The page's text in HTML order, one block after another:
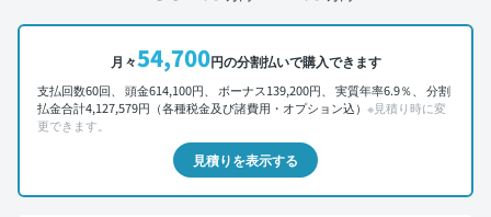
月々54,700円の分割払いで購入できます
支払回数60回、 頭金614,100円、 ボーナス139,200円、 実質年率6.9％、 分割
払金合計4,127,579円（各種税金及び諸費用・オプション込） ※見積り時に変
更できます。
見積りを表示する